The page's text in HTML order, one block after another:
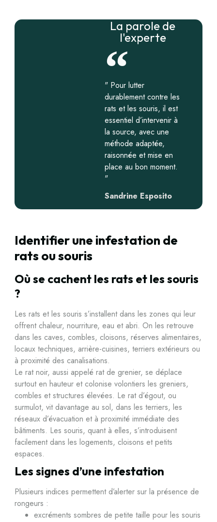
La parole de
l'experte
" Pour lutter
durablement contre les
rats et les souris, il est
essentiel d’intervenir à
la source, avec une
méthode adaptée,
raisonnée et mise en
place au bon moment.
"
Sandrine Esposito
Identifier une infestation de
rats ou souris
Où se cachent les rats et les souris
?
Les rats et les souris s’installent dans les zones qui leur
offrent chaleur, nourriture, eau et abri. On les retrouve
dans les caves, combles, cloisons, réserves alimentaires,
locaux techniques, arrière-cuisines, terriers extérieurs ou
à proximité des canalisations.
Le rat noir, aussi appelé rat de grenier, se déplace
surtout en hauteur et colonise volontiers les greniers,
combles et structures élevées. Le rat d’égout, ou
surmulot, vit davantage au sol, dans les terriers, les
réseaux d’évacuation et à proximité immédiate des
bâtiments. Les souris, quant à elles, s’introduisent
facilement dans les logements, cloisons et petits
espaces.
Les signes d’une infestation
Plusieurs indices permettent d’alerter sur la présence de
rongeurs :
excréments sombres de petite taille pour les souris